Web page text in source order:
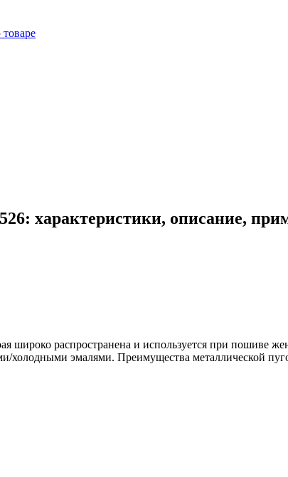
характеристики, описание,
широко распространена и используется при пошиве
холодными эмалями. Преимущества металлической